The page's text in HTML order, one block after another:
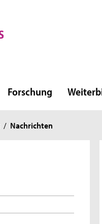
Forschung
/ Nachrichten